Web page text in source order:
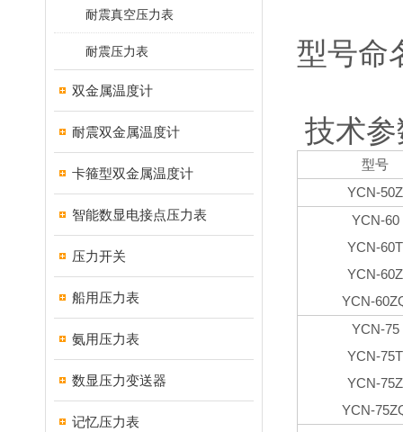
耐震真空压力表
耐震压力表
双金属温度计
耐震双金属温度计
卡箍型双金属温度计
智能数显电接点压力表
压力开关
船用压力表
氨用压力表
数显压力变送器
记忆压力表
型号命
技术
型号
YCN-50Z
YCN-60
YCN-60T
YCN-60Z
YCN-
YCN-75
YCN-75T
YCN-75Z
YCN-